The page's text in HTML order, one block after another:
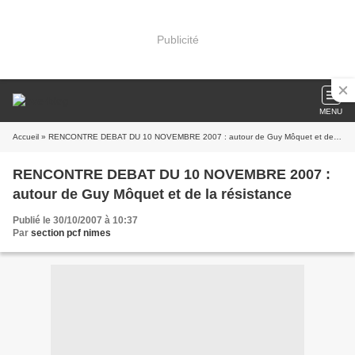
Publicité
MENU
Accueil » RENCONTRE DEBAT DU 10 NOVEMBRE 2007 : autour de Guy Môquet et de la résistance
RENCONTRE DEBAT DU 10 NOVEMBRE 2007 :
autour de Guy Môquet et de la résistance
Publié le 30/10/2007 à 10:37
Par section pcf nimes